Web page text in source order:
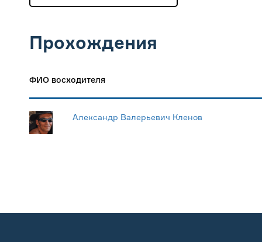
Прохождения
ФИО восходителя
Александр Валерьевич Кленов